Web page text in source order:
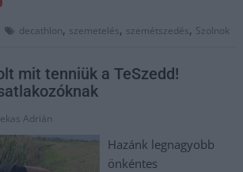
decathlon, szemetelés, szemétszedés, Szolnok
mit tenniük a TeSzedd!
Adrián
Hazánk legnagyobb
önkéntes